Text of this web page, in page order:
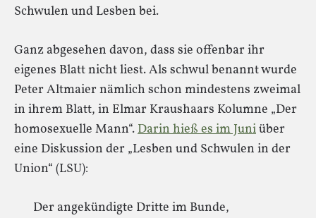
Schwulen und Lesben bei.
Ganz abgesehen davon, dass sie offenbar ihr
eigenes Blatt nicht liest. Als schwul benannt wurde
Peter Altmaier nämlich schon mindestens zweimal
in ihrem Blatt, in Elmar Kraushaars Kolumne „Der
homosexuelle Mann“.Darin hieß es im Juniüber
eine Diskussion der „Lesben und Schwulen in der
Union“ (LSU):
Der angekündigte Dritte im Bunde,